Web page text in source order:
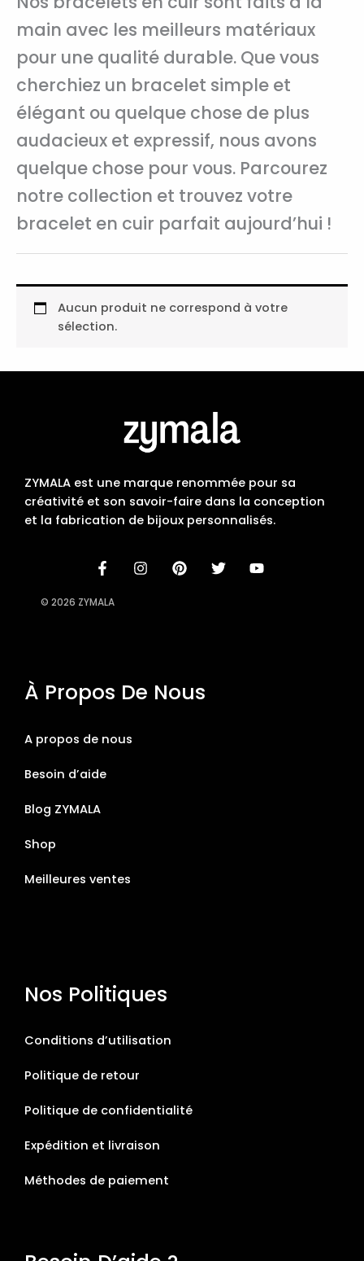
main avec les meilleurs matériaux
pour une qualité durable. Que vous
cherchiez un bracelet simple et
élégant ou quelque chose de plus
audacieux et expressif, nous avons
quelque chose pour vous. Parcourez
notre collection et trouvez votre
bracelet en cuir parfait aujourd’hui !
Aucun produit ne correspond à votre
sélection.
ZYMALA est une marque renommée pour sa
créativité et son savoir-faire dans la conception
et la fabrication de bijoux personnalisés.
© 2026 ZYMALA
À Propos De Nous
A propos de nous
Besoin d’aide
Blog ZYMALA
Shop
Meilleures ventes
Nos Politiques
Conditions d’utilisation
Politique de retour
Politique de confidentialité
Expédition et livraison
Méthodes de paiement